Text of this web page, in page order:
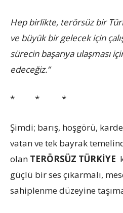
Hep birlikte, terörsüz bir
ve büyük bir gelecek için
sürecin başarıya ulaşması
edeceğiz.”
* * *
Şimdi; barış, hoşgörü,
vatan ve tek bayrak
olan TERÖRSÜZ TÜRKİYE
güçlü bir ses çıkarmalı,
sahiplenme düzeyine